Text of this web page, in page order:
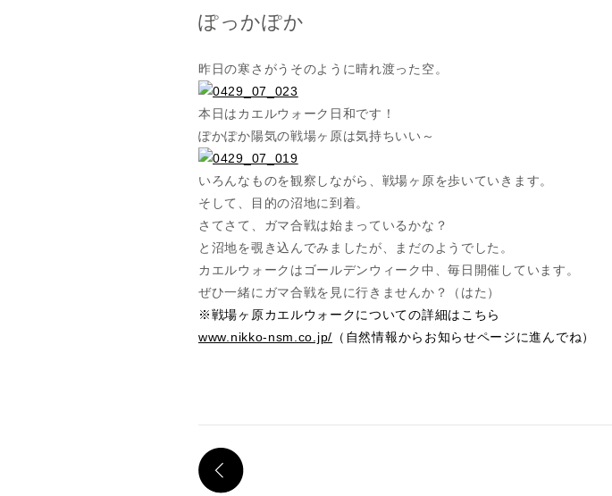
ぽっかぽか
昨日の寒さがうそのように晴れ渡った空。
本日はカエルウォーク日和です！
ぽかぽか陽気の戦場ヶ原は気持ちいい～
いろんなものを観察しながら、戦場ヶ原を歩いていきます。
そして、目的の沼地に到着。
さてさて、ガマ合戦は始まっているかな？
と沼地を覗き込んでみましたが、まだのようでした。
カエルウォークはゴールデンウィーク中、毎日開催しています。
ぜひ一緒にガマ合戦を見に行きませんか？（はた）
※戦場ヶ原カエルウォークについての詳細はこちら
www.nikko-nsm.co.jp/ （自然情報からお知らせページに進んでね）